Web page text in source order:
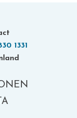
1331